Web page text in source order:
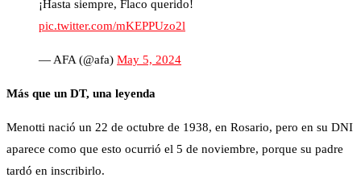
¡Hasta siempre, Flaco querido!
pic.twitter.com/mKEPPUzo2l
— AFA (@afa) May 5, 2024
Más que un DT, una leyenda
Menotti nació un 22 de octubre de 1938, en Rosario, pero en su DNI
aparece como que esto ocurrió el 5 de noviembre, porque su padre
tardó en inscribirlo.